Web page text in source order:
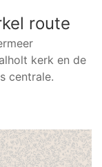
route
kerk en de
centrale.